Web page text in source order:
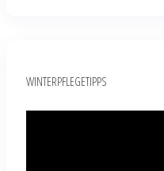
WINTERPFLEGETIPPS